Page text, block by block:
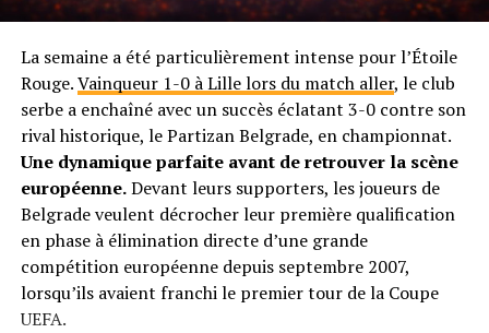
La semaine a été particulièrement intense pour l’Étoile
Rouge.Vainqueur 1-0 à Lille lors du match aller, le club
serbe a enchaîné avec un succès éclatant 3-0 contre son
rival historique, le Partizan Belgrade, en championnat.
Une dynamique parfaite avant de retrouver la scène
européenne.Devant leurs supporters, les joueurs de
Belgrade veulent décrocher leur première qualification
en phase à élimination directe d’une grande
compétition européenne depuis septembre 2007,
lorsqu’ils avaient franchi le premier tour de la Coupe
UEFA.